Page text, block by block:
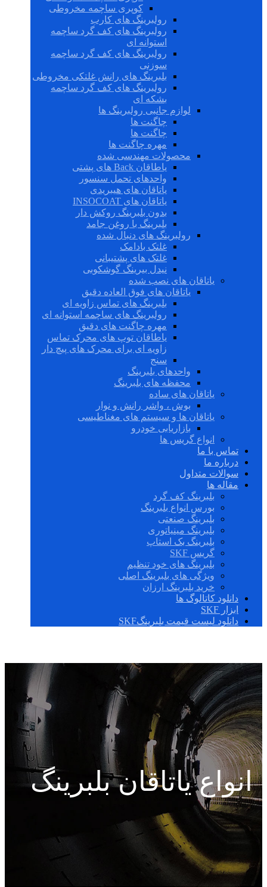
کوپری ساچمه مخروطی
رولبرینگ های کارب
رولبرینگ های کف گرد ساچمه
استوانه ای
رولبرینگ های کف گرد ساچمه
سوزنی
بلبرینگ های رانش غلتکی مخروطی
رولبرینگ های کف گرد ساچمه
بشکه ای
لوازم جانبی رولبرینگ ها
چاگنت ها
چاگنت ها
مهره چاگنت ها
محصولات مهندسی شده
یاطاقان Back های پشتی
واحدهای تحمل سنسور
یاتاقان های هیبریدی
یاتاقان های INSOCOAT
بدون بلبرینگ روکش دار
بلبرینگ با روغن جامد
رولبرینگ های دنبال شده
غلتک بادامک
غلتک های پشتیبانی
نیدل بیرینگ گوشکوبی
یاتاقان های نصب شده
یاتاقان های فوق العاده دقیق
بلبرینگ های تماس زاویه ای
رولبرینگ های ساچمه استوانه ای
مهره چاگنت های دقیق
یاطاقان توپ های محرک تماس
زاویه ای برای محرک های پیچ دار
سنج
واحدهای بلبرینگ
محفظه های بلبرینگ
یاتاقان های ساده
بوش ، واشر رانش و نوار
یاتاقان ها و سیستم های مغناطیسی
بازاریابی خودرو
انواع گریس ها
تماس با ما
درباره ما
سوالات متداول
مقاله ها
بلبرینگ کف گرد
بورس انواع بلبرینگ
بلبرینگ صنعتی
بلبرینگ مینیاتوری
بلبرینگ بک استاپ
گریس SKF
بلبرینگ های خود تنظیم
ویژگی های بلبرینگ اصلی
خرید بلبرینگ ارزان
دانلود کاتالوگ ها
ابزار SKF
دانلود لیست قیمت بلبرینگSKF
انواع یاتاقان بلبرینگ